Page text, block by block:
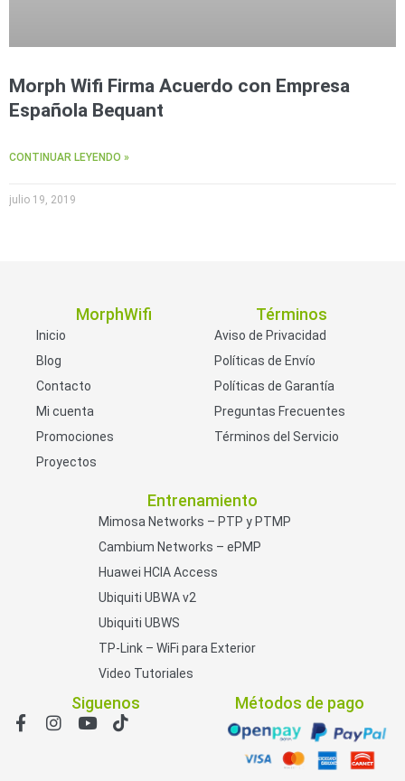
Morph Wifi Firma Acuerdo con Empresa
Española Bequant
CONTINUAR LEYENDO »
julio 19, 2019
MorphWifi
Inicio
Blog
Contacto
Mi cuenta
Promociones
Proyectos
Términos
Aviso de Privacidad
Políticas de Envío
Políticas de Garantía
Preguntas Frecuentes
Términos del Servicio
Entrenamiento
Mimosa Networks – PTP y PTMP
Cambium Networks – ePMP
Huawei HCIA Access
Ubiquiti UBWA v2
Ubiquiti UBWS
TP-Link – WiFi para Exterior
Video Tutoriales
Siguenos Métodos de pago